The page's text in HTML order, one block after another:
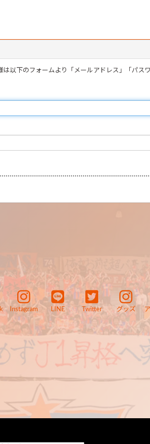
以下のフォームより「メールアドレス」「パス
Instagram LINE Twitter グッズ